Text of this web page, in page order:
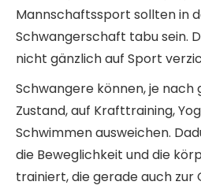
Mannschaftssport sollten in
Schwangerschaft tabu sein.
nicht gänzlich auf Sport
Schwangere können, je nach
Zustand, auf Krafttraining,
Schwimmen ausweichen.
die Beweglichkeit und die
trainiert, die gerade auch zur